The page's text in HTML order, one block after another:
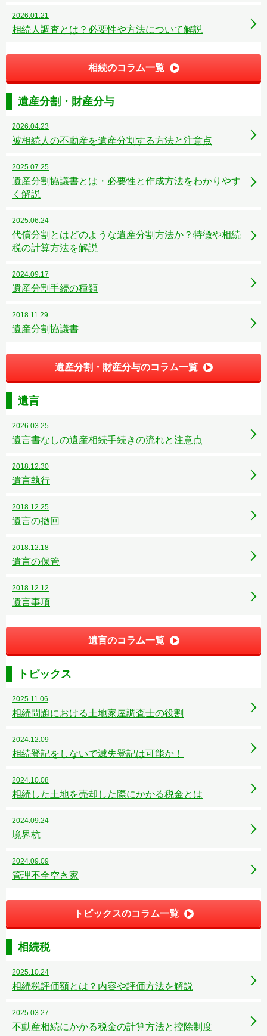
2026.01.21
相続人調査とは？必要性や方法について解説
相続のコラム一覧
遺産分割・財産分与
2026.04.23
被相続人の不動産を遺産分割する方法と注意点
2025.07.25
遺産分割協議書とは・必要性と作成方法をわかりやす
く解説
2025.06.24
代償分割とはどのような遺産分割方法か？特徴や相続
税の計算方法を解説
2024.09.17
遺産分割手続の種類
2018.11.29
遺産分割協議書
遺産分割・財産分与のコラム一覧
遺言
2026.03.25
遺言書なしの遺産相続手続きの流れと注意点
2018.12.30
遺言執行
2018.12.25
遺言の撤回
2018.12.18
遺言の保管
2018.12.12
遺言事項
遺言のコラム一覧
トピックス
2025.11.06
相続問題における土地家屋調査士の役割
2024.12.09
相続登記をしないで滅失登記は可能か！
2024.10.08
相続した土地を売却した際にかかる税金とは
2024.09.24
境界杭
2024.09.09
管理不全空き家
トピックスのコラム一覧
相続税
2025.10.24
相続税評価額とは？内容や評価方法を解説
2025.03.27
不動産相続にかかる税金の計算方法と控除制度